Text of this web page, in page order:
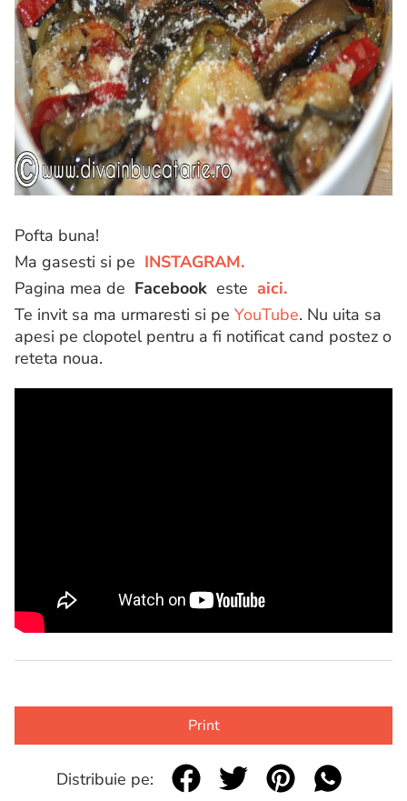
Pofta buna!
Ma gasesti si pe INSTAGRAM.
Pagina mea de Facebook este aici.
Te invit sa ma urmaresti si pe YouTube. Nu uita sa
apesi pe clopotel pentru a fi notificat cand postez o
reteta noua.
Print
Distribuie pe: